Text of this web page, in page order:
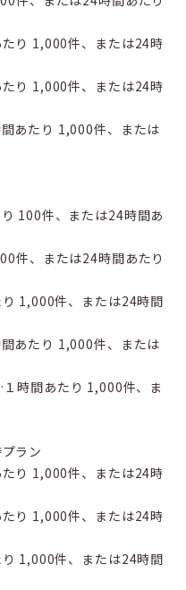
り 1,000件、または24時
り 1,000件、または24時
あたり 1,000件、または
100件、または24時間あ
件、または24時間あたり
1,000件、または24時間
あたり 1,000件、または
時間あたり 1,000件、ま
ラン
り 1,000件、または24時
り 1,000件、または24時
1,000件、または24時間